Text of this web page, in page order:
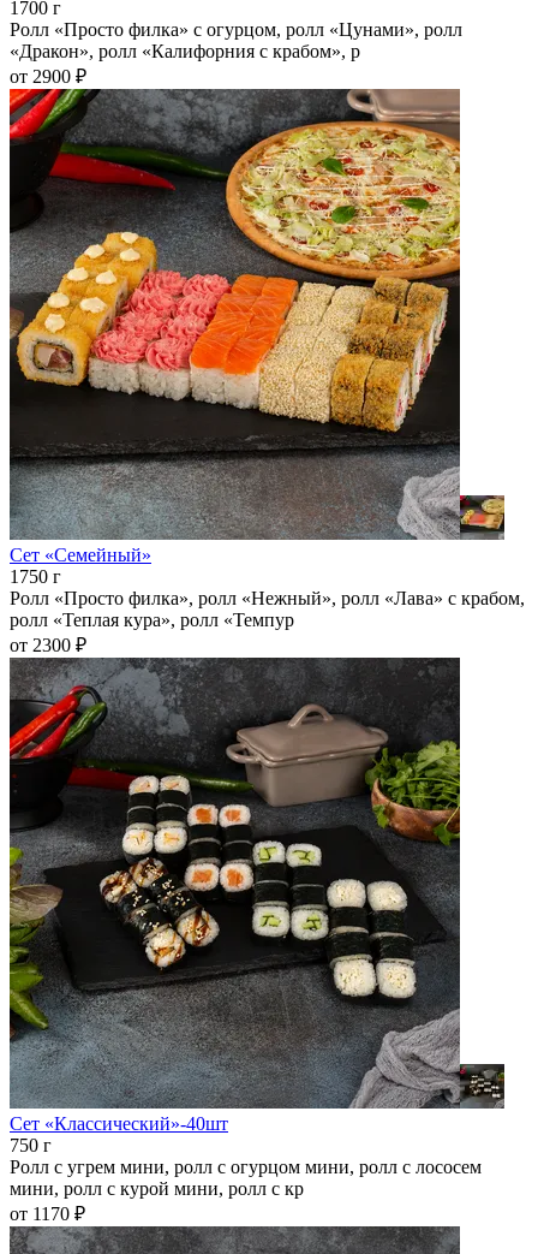
1700 г
Ролл «Просто филка» с огурцом, ролл «Цунами», ролл
«Дракон», ролл «Калифорния с крабом», р
от 2900 ₽
Сет «Семейный»
1750 г
Ролл «Просто филка», ролл «Нежный», ролл «Лава» с крабом,
ролл «Теплая кура», ролл «Темпур
от 2300 ₽
Сет «Классический»-40шт
750 г
Ролл с угрем мини, ролл с огурцом мини, ролл с лососем
мини, ролл с курой мини, ролл с кр
от 1170 ₽